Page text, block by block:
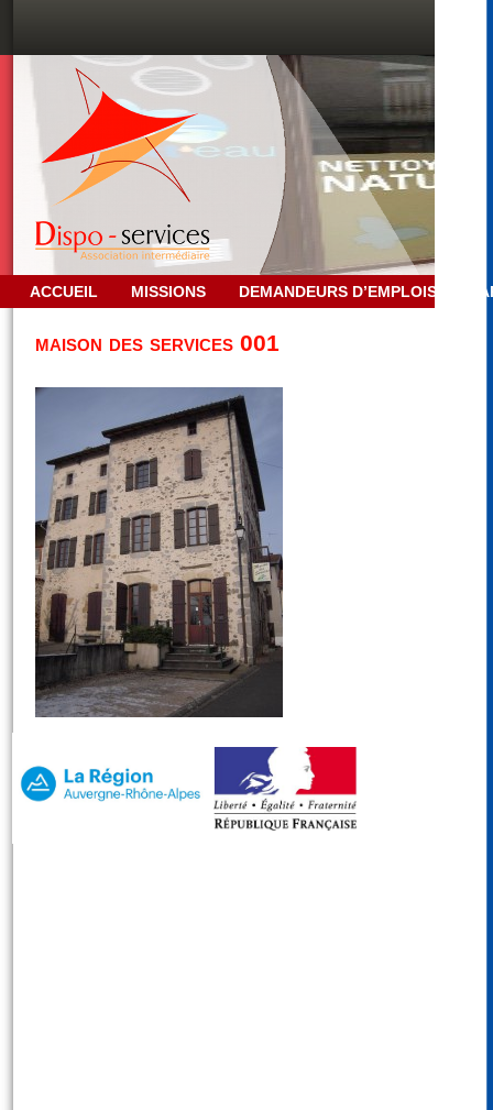
ACCUEIL MISSIONS DEMANDEURS D’EMPLOIS
maison des services 001